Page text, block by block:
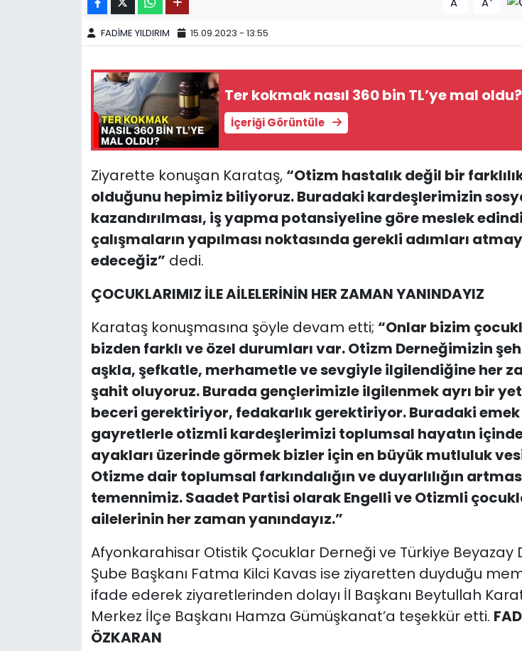
FADİME YILDIRIM 15.09.2023 - 13:55
Ter kokmak nasıl 360 bin TL’ye mal oldu?
İçeriği Görüntüle
Ziyarette konuşan Karataş, “Otizm hastalık değil bir
olduğunu hepimiz biliyoruz. Buradaki kardeşlerimizin
kazandırılması, iş yapma potansiyeline göre meslek
çalışmaların yapılması noktasında gerekli adımları
edeceğiz” dedi.
ÇOCUKLARIMIZ İLE AİLELERİNİN HER ZAMAN YANINDAYIZ
Karataş konuşmasına şöyle devam etti; “Onlar bizim
bizden farklı ve özel durumları var. Otizm Derneğimizin
aşkla, şefkatle, merhametle ve sevgiyle ilgilendiğine her
şahit oluyoruz. Burada gençlerimizle ilgilenmek ayrı bir
beceri gerektiriyor, fedakarlık gerektiriyor. Buradaki emek
gayretlerle otizmli kardeşlerimizi toplumsal hayatın
ayakları üzerinde görmek bizler için en büyük mutluluk
Otizme dair toplumsal farkındalığın ve duyarlılığın
temennimiz. Saadet Partisi olarak Engelli ve Otizmli
ailelerinin her zaman yanındayız.”
Afyonkarahisar Otistik Çocuklar Derneği ve Türkiye Beyazay
Şube Başkanı Fatma Kilci Kavas ise ziyaretten duyduğu
ifade ederek ziyaretlerinden dolayı İl Başkanı Beytullah
Merkez İlçe Başkanı Hamza Gümüşkanat’a teşekkür etti.
ÖZKARAN